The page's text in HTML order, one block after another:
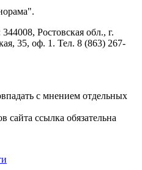
Ростовская обл., г.
35, оф. 1. Тел. 8 (863) 267-
с мнением отдельных
сайта ссылка обязательна